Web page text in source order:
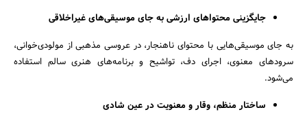
جایگزینی محتواهای ارزشی به جای موسیقی‌های غیراخلاقی
به جای موسیقی‌هایی با محتوای ناهنجار، در عروسی مذهبی از مولودی‌خوانی،
سرودهای معنوی، اجرای دف، تواشیح و برنامه‌های هنری سالم استفاده
می‌شود.
ساختار منظم، وقار و معنویت در عین شادی